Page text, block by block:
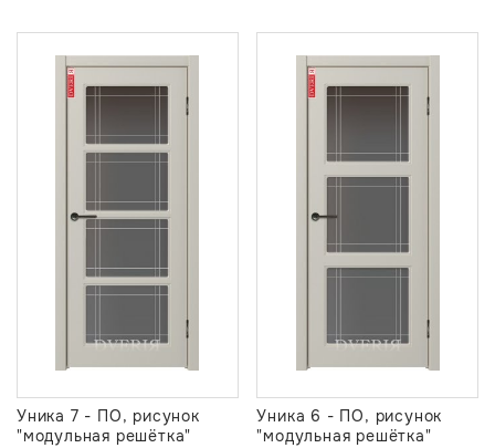
Уника 7 - ПО, рисунок
"модульная решётка"
Уника 6 - ПО, рисунок
"модульная решётка"